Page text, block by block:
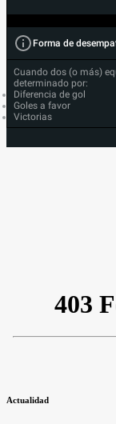
Forma de
Cuando dos (o más)
determinado por:
Diferencia de gol
Goles a favor
Victorias
Actualidad